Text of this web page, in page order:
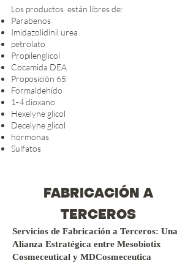
Los productos están libres de:
Parabenos
Imidazolidinil urea
petrolato
Propilenglicol
Cocamida DEA
Proposición 65
Formaldehído
1-4 dioxano
Hexelyne glicol
Decelyne glicol
hormonas
Sulfatos
FABRICACIÓN A
TERCEROS
Servicios de Fabricación a Terceros: Una
Alianza Estratégica entre Mesobiotix
Cosmeceutical y MDCosmeceutica